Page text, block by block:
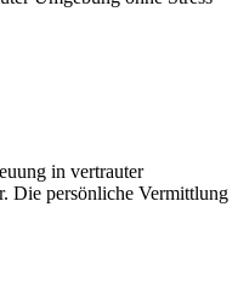
in vertrauter
Die persönliche Vermittlung